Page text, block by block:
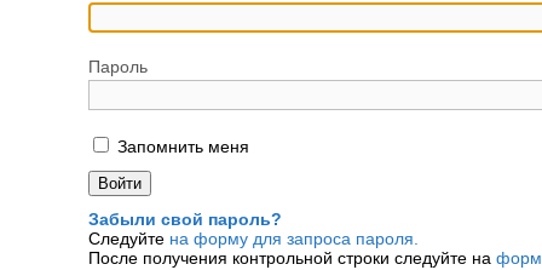
Пароль
Запомнить меня
Забыли свой пароль?
Следуйте на форму для запроса пароля.
После получения контрольной строки следуйте на